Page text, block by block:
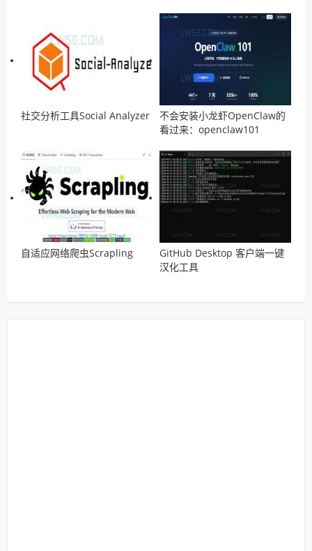
社交分析工具Social Analyzer
不会安装小龙虾OpenClaw的
看过来：openclaw101
自适应网络爬虫Scrapling
GitHub Desktop 客户端一键
汉化工具